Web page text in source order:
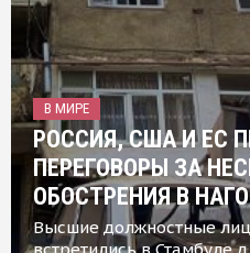
В МИРЕ
РОССИЯ, США И ЕС
ПЕРЕГОВОРЫ ЗА
ОБОСТРЕНИЯ В
Высшие должностные
встретились в Стамбуле